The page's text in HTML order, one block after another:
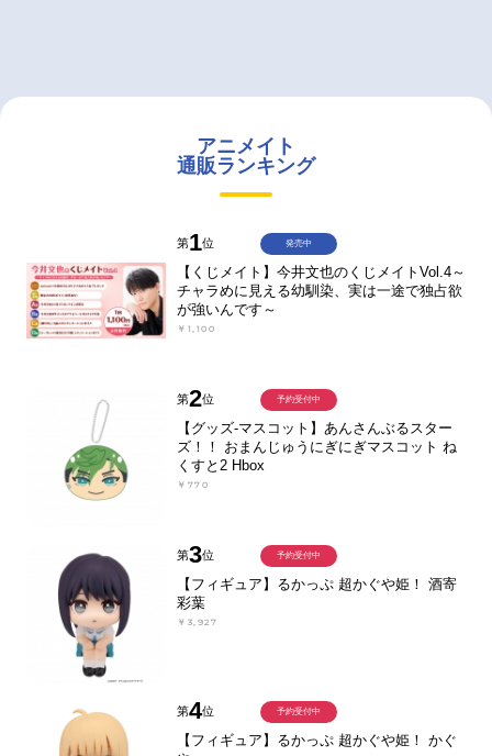
アニメイト
通販ランキング
第1位
【くじメイト】今井文也のくじメイトVol.4～
チャラめに見える幼馴染、実は一途で独占欲
が強いんです～
￥1,100
発売中
第2位
【グッズ-マスコット】あんさんぶるスター
ズ！！ おまんじゅうにぎにぎマスコット ね
くすと2 Hbox
￥770
予約受付中
第3位
【フィギュア】るかっぷ 超かぐや姫！ 酒寄
彩葉
￥3,927
予約受付中
第4位
【フィギュア】るかっぷ 超かぐや姫！ かぐ
予約受付中